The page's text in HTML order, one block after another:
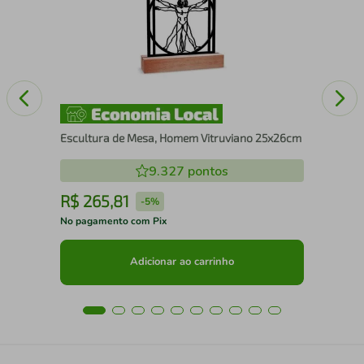
Escultura de Mesa, Homem Vitruviano 25x26cm
9.327 pontos
R$ 265,81 -5%
No pagamento com Pix
Adicionar ao carrinho